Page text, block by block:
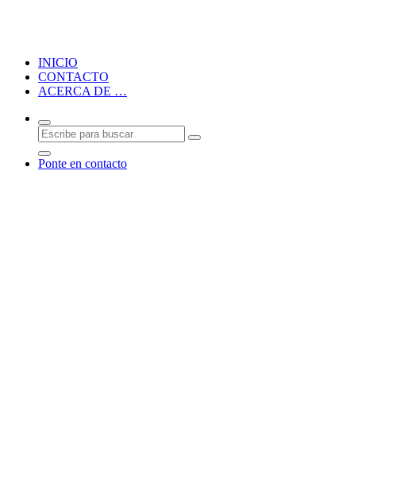
INICIO
CONTACTO
ACERCA DE …
Ponte en contacto